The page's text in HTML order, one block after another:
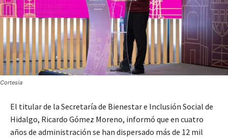
Cortesía
El titular de la Secretaría de Bienestar e Inclusión Social de
Hidalgo, Ricardo Gómez Moreno, informó que en cuatro
años de administración se han dispersado más de 12 mil